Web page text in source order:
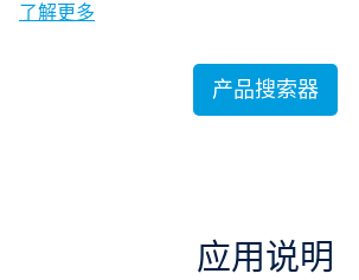
了解更多
产品搜索器
应用说明